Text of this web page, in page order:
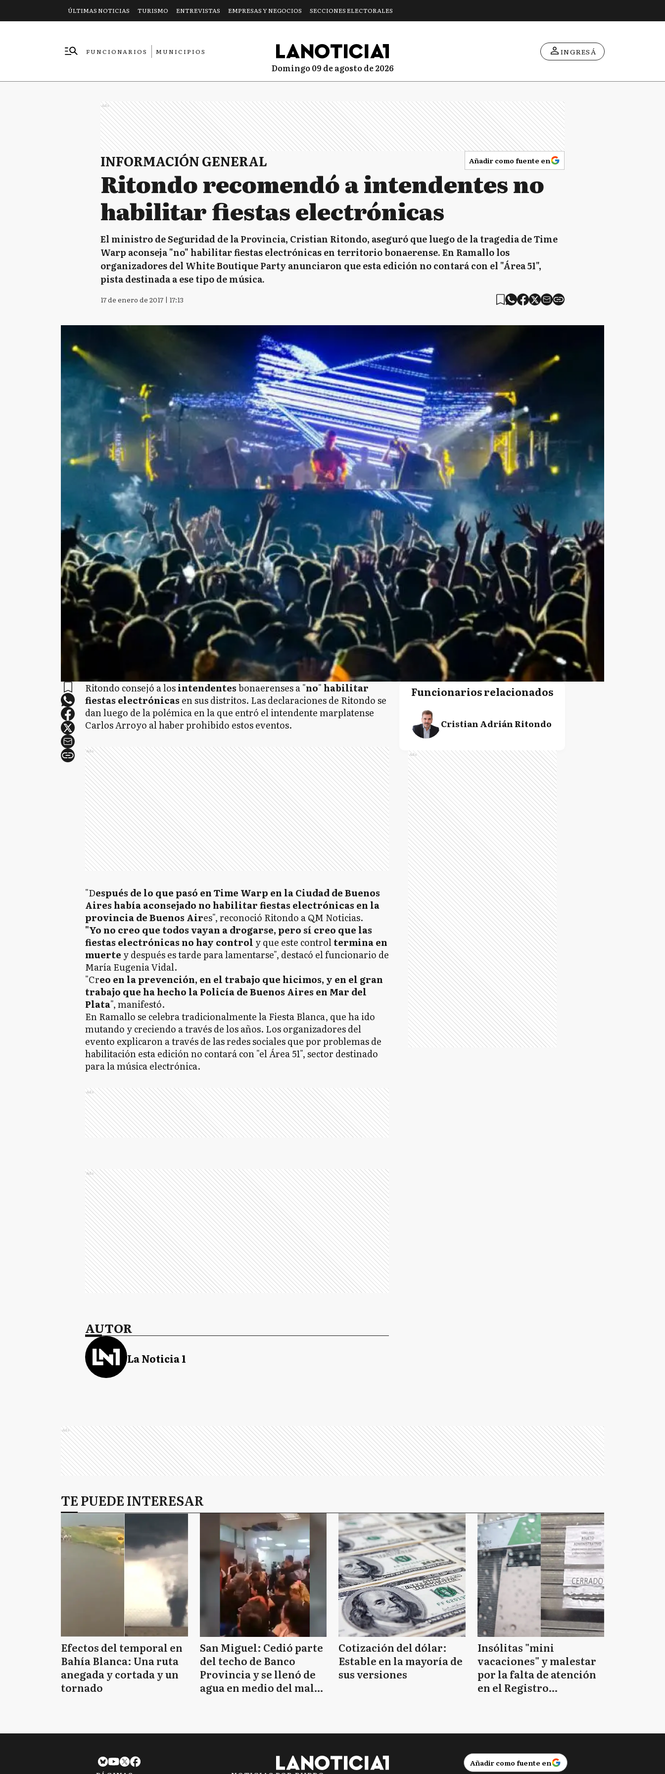
ÚLTIMAS NOTICIAS TURISMO ENTREVISTAS EMPRESAS Y NEGOCIOS SECCIONES ELECTORALES
FUNCIONARIOS
MUNICIPIOS
domingo 09 de agosto de 2026
INGRESÁ
Ads
INFORMACIÓN GENERAL Añadir como fuente en
Ritondo recomendó a intendentes no
habilitar fiestas electrónicas
El ministro de Seguridad de la Provincia, Cristian Ritondo, aseguró que luego de la tragedia de Time
Warp aconseja "no" habilitar fiestas electrónicas en territorio bonaerense. En Ramallo los
organizadores del White Boutique Party anunciaron que esta edición no contará con el "Área 51",
pista destinada a ese tipo de música.
17 de enero de 2017 | 17:13
Ritondo consejó a losintendentesbonaerenses a "no" habilitar
fiestas electrónicas en sus distritos. Las declaraciones de Ritondo se
dan luego de la polémica en la que entró el intendente marplatense
Carlos Arroyo al haber prohibido estos eventos.
Ads
"Después de lo que pasó en Time Warp en la Ciudad de Buenos
Aires había aconsejado no habilitar fiestas electrónicas en la
provincia de Buenos Aires", reconoció Ritondo a QM Noticias.
"Yo no creo que todos vayan a drogarse, pero sí creo que las
fiestas electrónicas no hay control y que este controltermina en
muerte y después es tarde para lamentarse", destacó el funcionario de
María Eugenia Vidal.
"Creo en la prevención, en el trabajo que hicimos, y en el gran
trabajo que ha hecho la Policía de Buenos Aires en Mar del
Plata", manifestó.
En Ramallo se celebra tradicionalmente la Fiesta Blanca, que ha ido
mutando y creciendo a través de los años. Los organizadores del
evento explicaron a través de las redes sociales que por problemas de
habilitación esta edición no contará con "el Área 51", sector destinado
para la música electrónica.
Ads
Ads
AUTOR
La Noticia 1
Funcionarios relacionados
Cristian Adrián Ritondo
Ads
Ads
TE PUEDE INTERESAR
Efectos del temporal en
Bahía Blanca: Una ruta
anegada y cortada y un
tornado
San Miguel: Cedió parte
del techo de Banco
Provincia y se llenó de
agua en medio del mal
Cotización del dólar:
Estable en la mayoría de
sus versiones
Insólitas "mini
vacaciones" y malestar
por la falta de atención
en el Registro
Añadir como fuente en